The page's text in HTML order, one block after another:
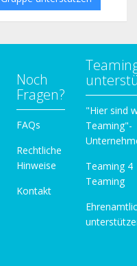
Noch
Fragen?
FAQs
Rechtliche
Hinweise
Kontakt
"Hier sind
Teaming"-
Teaming 4
Teaming